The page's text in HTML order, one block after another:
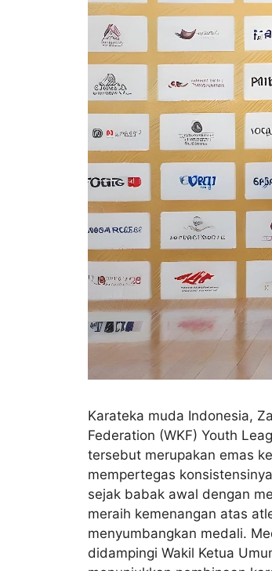
Karateka muda Indonesia,
Federation (WKF) Youth
tersebut merupakan emas
mempertegas
sejak babak awal dengan
meraih kemenangan atas
menyumbangkan medali.
didampingi Wakil Ketua